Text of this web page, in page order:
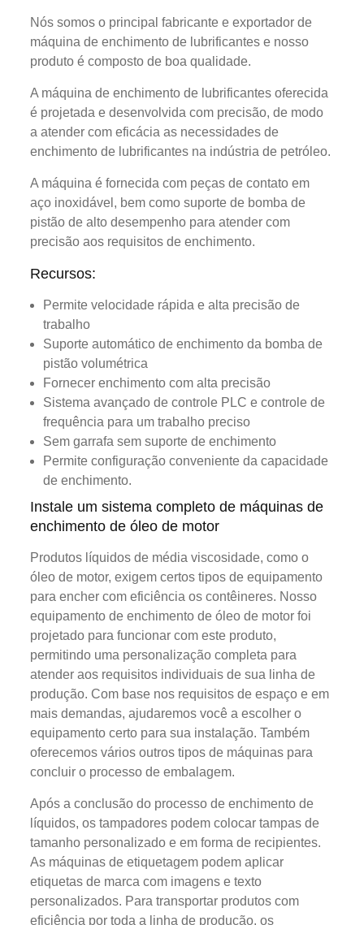
Nós somos o principal fabricante e exportador de
máquina de enchimento de lubrificantes e nosso
produto é composto de boa qualidade.
A máquina de enchimento de lubrificantes oferecida
é projetada e desenvolvida com precisão, de modo
a atender com eficácia as necessidades de
enchimento de lubrificantes na indústria de petróleo.
A máquina é fornecida com peças de contato em
aço inoxidável, bem como suporte de bomba de
pistão de alto desempenho para atender com
precisão aos requisitos de enchimento.
Recursos:
Permite velocidade rápida e alta precisão de
trabalho
Suporte automático de enchimento da bomba de
pistão volumétrica
Fornecer enchimento com alta precisão
Sistema avançado de controle PLC e controle de
frequência para um trabalho preciso
Sem garrafa sem suporte de enchimento
Permite configuração conveniente da capacidade
de enchimento.
Instale um sistema completo de máquinas de
enchimento de óleo de motor
Produtos líquidos de média viscosidade, como o
óleo de motor, exigem certos tipos de equipamento
para encher com eficiência os contêineres. Nosso
equipamento de enchimento de óleo de motor foi
projetado para funcionar com este produto,
permitindo uma personalização completa para
atender aos requisitos individuais de sua linha de
produção. Com base nos requisitos de espaço e em
mais demandas, ajudaremos você a escolher o
equipamento certo para sua instalação. Também
oferecemos vários outros tipos de máquinas para
concluir o processo de embalagem.
Após a conclusão do processo de enchimento de
líquidos, os tampadores podem colocar tampas de
tamanho personalizado e em forma de recipientes.
As máquinas de etiquetagem podem aplicar
etiquetas de marca com imagens e texto
personalizados. Para transportar produtos com
eficiência por toda a linha de produção, os